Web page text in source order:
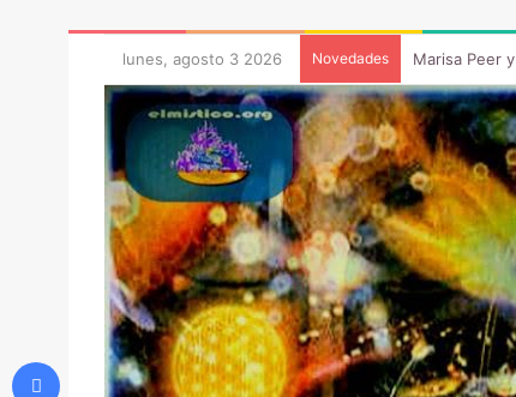
lunes, agosto 3 2026 Novedades Marisa Peer
Facebook